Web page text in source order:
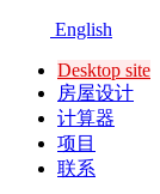
English
Desktop site
房屋设计
计算器
项目
联系